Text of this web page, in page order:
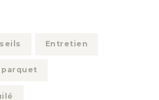
Entretien
parquet